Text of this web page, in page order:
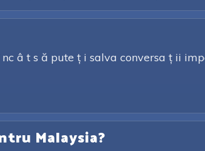
â t s ă pute ț i salva conversa ț ii
Malaysia?